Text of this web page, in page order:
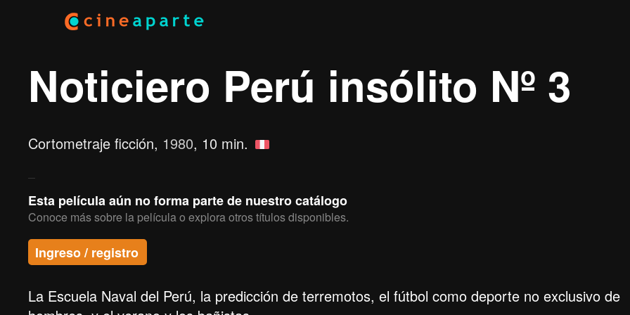
Noticiero Perú insólito Nº 3
Cortometraje ficción, 1980, 10 min.
Esta película aún no forma parte de nuestro catálogo
Conoce más sobre la película o explora otros títulos disponibles.
Ingreso / registro
La Escuela Naval del Perú, la predicción de terremotos, el fútbol como deporte no exclusivo de